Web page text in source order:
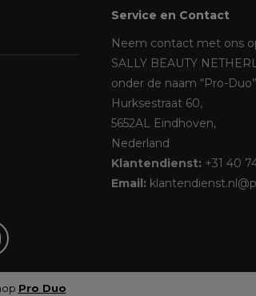
Service en Contact
Neem contact met ons
SALLY BEAUTY
onder de naam “Pro-
Hurksestraat 60,
5652AL Eindhoven,
Nederland
Klantendienst: +31 40
Email:
Pro Duo